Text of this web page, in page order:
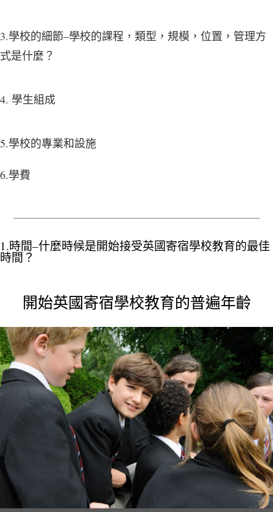
3.學校的細節–學校的課程，類型，規模，位置，管理方
式是什麼？
4. 學生組成
5.學校的專業和設施
6.學費
1.時間–什麼時候是開始接受英國寄宿學校教育的最佳
時間？
開始英國寄宿學校教育的普遍年齡